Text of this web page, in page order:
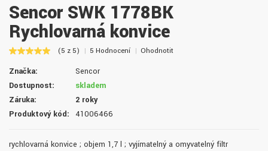
Sencor SWK 1778BK
Rychlovarná konvice
(5 z 5) 5 Hodnocení Ohodnotit
Značka:
Sencor
Dostupnost:
skladem
Záruka:
2 roky
Produktový kód:
41006466
rychlovarná konvice ; objem 1,7 l ; vyjímatelný a omyvatelný filtr